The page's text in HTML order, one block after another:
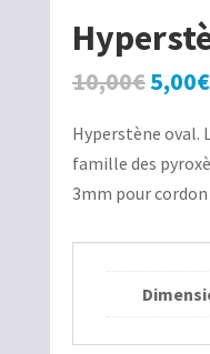
10,00€Le
était
5,00€
Hyperstène oval.
famille des
3mm pour